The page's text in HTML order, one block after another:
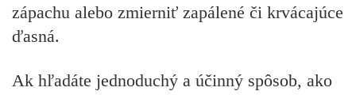
zápachu alebo zmierniť zapálené či krvácajúce
ďasná.
Ak hľadáte jednoduchý a účinný spôsob, ako